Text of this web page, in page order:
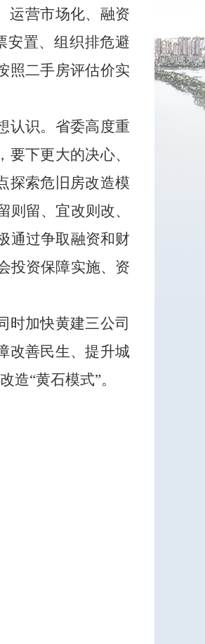
运营市场化、融资
安置、组织排危避
照二手房评估价实
认识。 省委高度重
要下更大的决心、
探索危旧房改造模
则留、宜改则改、
通过争取融资和财
投资保障实施、资
时加快黄建三公司
改善民生、提升城
造“黄石模式”。